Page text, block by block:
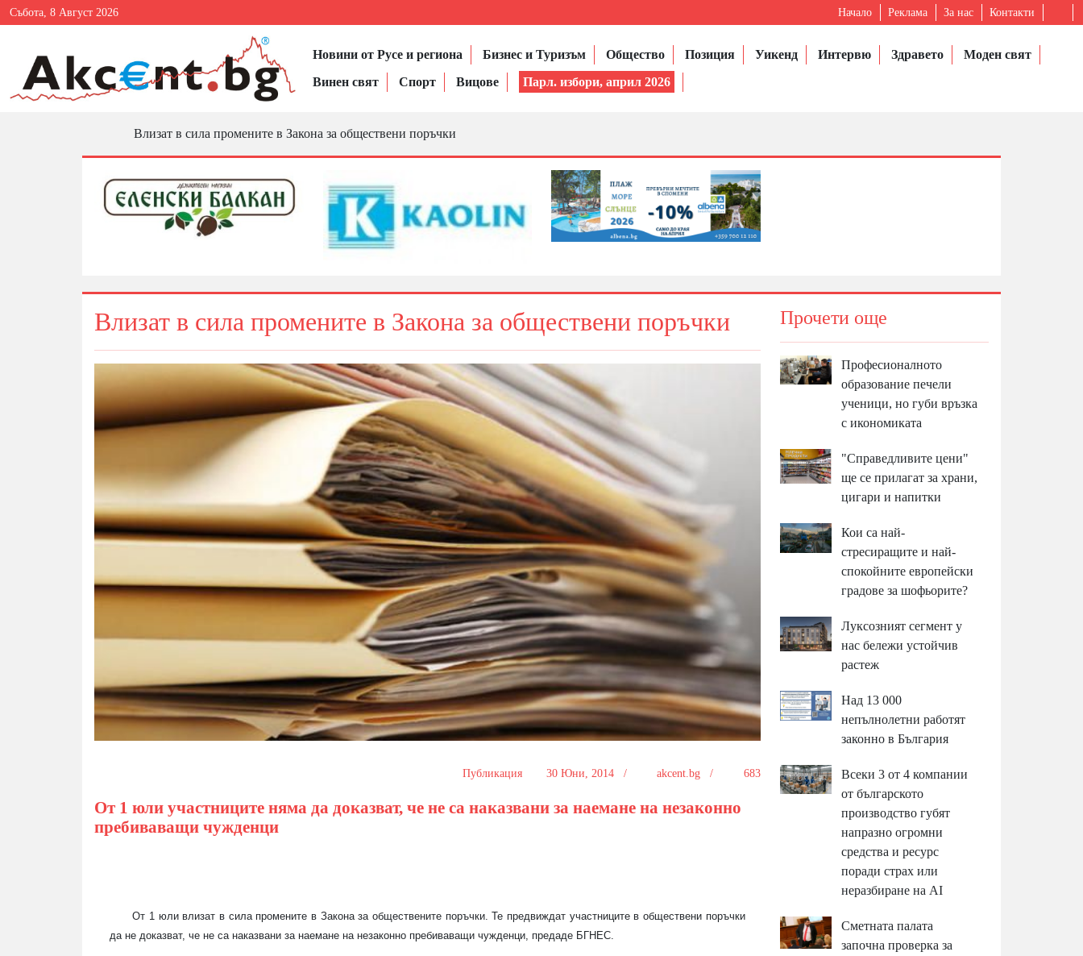
Събота, 8 Август 2026 Начало Реклама За нас Контакти
Новини от Русе и региона Бизнес и Туризъм Общество Позиция Уикенд Интервю Здравето
Моден свят
Винен свят
Спорт Вицове Парл. избори, април 2026
Влизат в сила промените в Закона за обществени поръчки
Влизат в сила промените в Закона за обществени поръчки
Публикация 30 Юни, 2014 / akcent.bg / 683
От 1 юли участниците няма да доказват, че не са наказвани за наемане на незаконно
пребиваващи чужденци
От 1 юли влизат в сила промените в Закона за обществените поръчки. Те предвиждат участниците в обществени поръчки
да не доказват, че не са наказвани за наемане на незаконно пребиваващи чужденци, предаде БГНЕС.
Прочети още
Професионалното
образование печели
ученици, но губи връзка
с икономиката
"Справедливите цени"
ще се прилагат за храни,
цигари и напитки
Кои са най-
стресиращите и най-
спокойните европейски
градове за шофьорите?
Луксозният сегмент у
нас бележи устойчив
растеж
Над 13 000
непълнолетни работят
законно в България
Всеки 3 от 4 компании
от българското
производство губят
напразно огромни
средства и ресурс
поради страх или
неразбиране на AI
Сметната палата
започна проверка за